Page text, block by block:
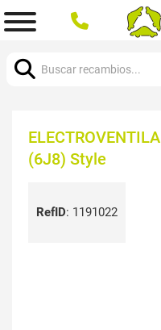
(6J8) Style
RefID: 1191022